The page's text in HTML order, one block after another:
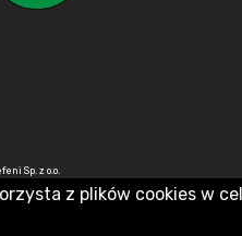
Sp. z o.o.
z plików cookies w